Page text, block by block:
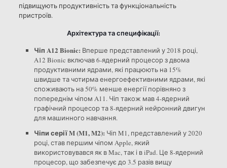
підвищують продуктивність та функціональність
пристроїв.
Архітектура та специфікації:
Чіп A12 Bionic: Вперше представлений у 2018 році,
A12 Bionic включав 6-ядерний процесор з двома
продуктивними ядрами, які працюють на 15%
швидше та чотирма енергоефективними ядрами, які
споживають на 50% менше енергії порівняно з
попереднім чіпом A11. Чіп також мав 4-ядерний
графічний процесор та 8-ядерний нейронний двигун
для машинного навчання.
Чіпи серії M (M1, M2): Чіп M1, представлений у 2020
році, став першим чіпом Apple, який
використовувався як в Mac, так і в iPad. Це 8-ядерний
процесор, що забезпечує до 3.5 разів вищу